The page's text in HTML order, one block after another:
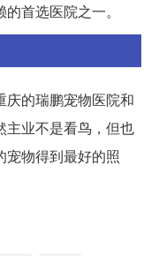
首选医院之一。
庆的瑞鹏宠物医院和
主业不是看鸟，但也
物得到最好的照